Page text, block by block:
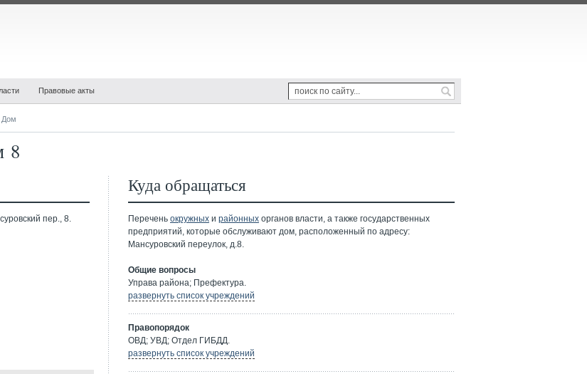
Правовые акты
Дом
8
пер., 8.
Куда обращаться
Перечень окружных и районных органов власти, а также государственных
предприятий, которые обслуживают дом, расположенный по адресу:
Мансуровский переулок, д.8.
Общие вопросы
Управа района; Префектура.
развернуть список учреждений
Правопорядок
ОВД; УВД; Отдел ГИБДД.
развернуть список учреждений